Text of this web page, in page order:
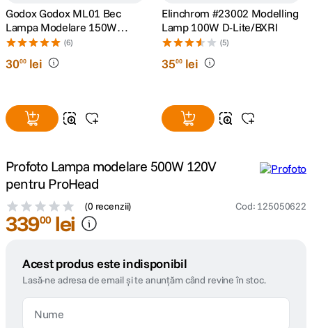
card memorie
9. dji mic mini
Godox Godox ML01 Bec
Lampa Modelare 150W
E27Lampa Modelatoare
150W E27
(6)
3000 lei
Elinchrom #23002 Modelling
Lamp 100W D-Lite/BXRI
(5)
3500 lei
Profoto Lampa modelare 500W 120V
pentru ProHead
(0 recenzii) Cod: 125050622
33900 lei
Acest produs este indisponibil
Lasă-ne adresa de email și te anunțăm când revine în stoc.